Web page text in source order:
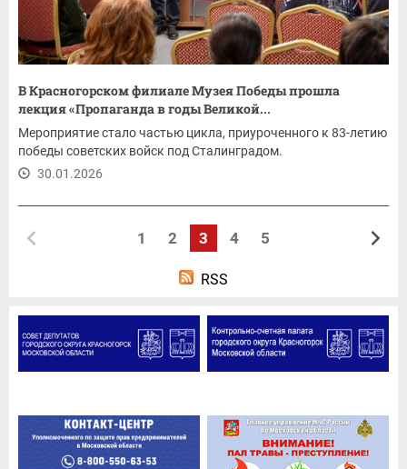
В Красногорском филиале Музея Победы прошла
лекция «Пропаганда в годы Великой...
Мероприятие стало частью цикла, приуроченного к 83-летию
победы советских войск под Сталинградом.
30.01.2026
1 2 3 4 5
RSS